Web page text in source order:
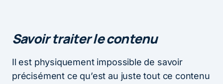
Savoir traiter le contenu
Il est physiquement impossible de savoir
précisément ce qu’est au juste tout ce contenu